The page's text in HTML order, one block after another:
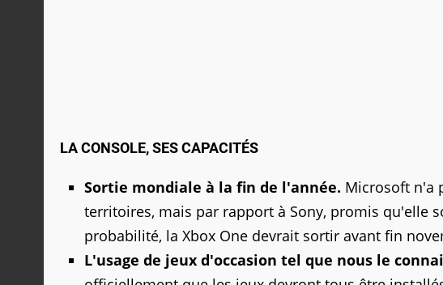
LA CONSOLE, SES CAPACITÉS
Sortie mondiale à la fin de l'année. Microsoft n'a
territoires, mais par rapport à Sony, promis qu'elle
probabilité, la Xbox One devrait sortir avant fin
L'usage de jeux d'occasion tel que nous le